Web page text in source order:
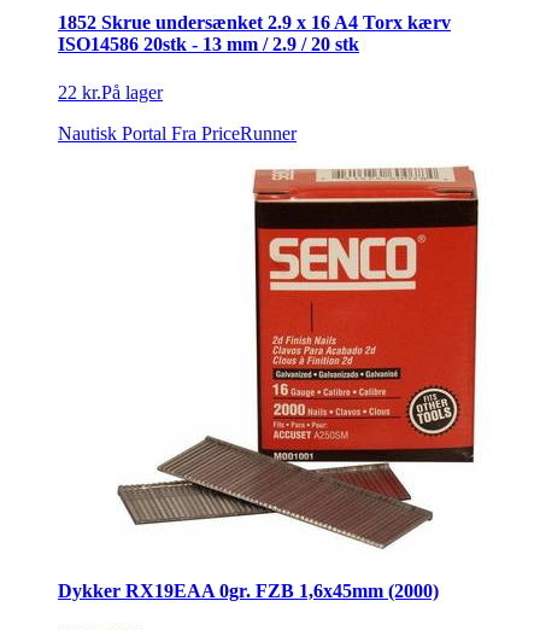
1852 Skrue undersænket 2.9 x 16 A4 Torx kærv
ISO14586 20stk - 13 mm / 2.9 / 20 stk
22 kr.På lager
Nautisk Portal Fra PriceRunner
Dykker RX19EAA 0gr. FZB 1,6x45mm (2000)